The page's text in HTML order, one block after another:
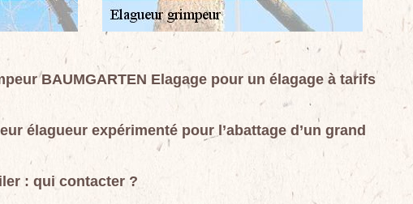
BAUMGARTEN Elagage pour un élagage à tarifs
élagueur expérimenté pour l’abattage d’un grand
: qui contacter ?